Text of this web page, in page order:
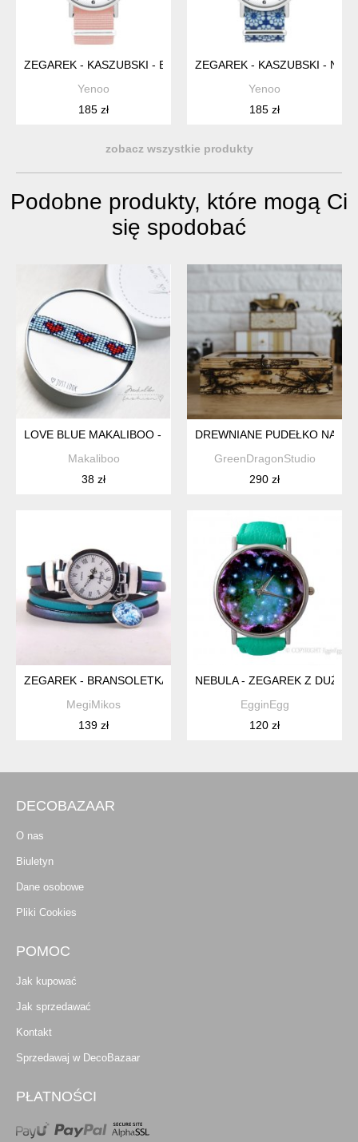
ZEGAREK - KASZUBSKI - BRZOSKWINIOWY RÓŻ, NYLONOWY
Yenoo
185 zł
ZEGAREK - KASZUBSKI -
Yenoo
185 zł
zobacz wszystkie produkty
Podobne produkty, które mogą Ci
się spodobać
LOVE BLUE MAKALIBOO - BRANSOLETKA Z KORALIKÓW
Makaliboo
38 zł
DREWNIANE PUDEŁKO NA
GreenDragonStudio
290 zł
ZEGAREK - BRANSOLETKA Z PASKIEM TURKUSOWO-
MegiMikos
139 zł
NEBULA - ZEGAREK Z DUŻĄ
EgginEgg
120 zł
DECOBAZAAR
O nas
Biuletyn
Dane osobowe
Pliki Cookies
POMOC
Jak kupować
Jak sprzedawać
Kontakt
Sprzedawaj w DecoBazaar
PŁATNOŚCI